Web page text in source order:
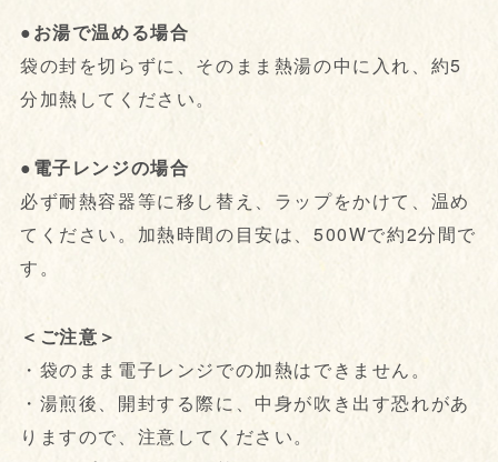
●お湯で温める場合
袋の封を切らずに、そのまま熱湯の中に入れ、約5
分加熱してください。
●電子レンジの場合
必ず耐熱容器等に移し替え、ラップをかけて、温め
てください。加熱時間の目安は、500Wで約2分間で
す。
＜ご注意＞
・袋のまま電子レンジでの加熱はできません。
・湯煎後、開封する際に、中身が吹き出す恐れがあ
りますので、注意してください。